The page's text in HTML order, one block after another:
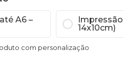
A6 –
14x10cm)
com personalização